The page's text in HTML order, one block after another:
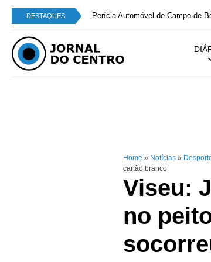
DESTAQUES Perícia Automóvel de Campo de
Home » Notícias »
cartão branco
Viseu:
no